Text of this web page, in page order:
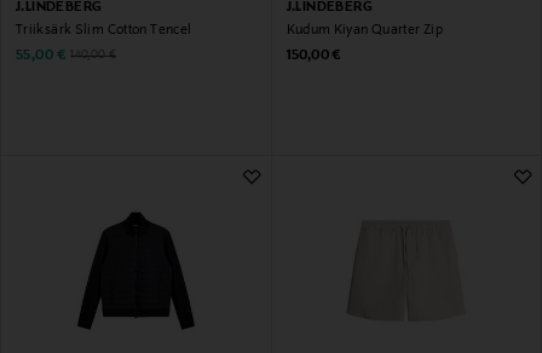
J.LINDEBERG
Triiksärk Slim Cotton Tencel
Discounted Price
55,00 € Original Price
140,00 €
J.LINDEBERG
Kudum Kiyan Quarter Zip
Original Price
150,00 €